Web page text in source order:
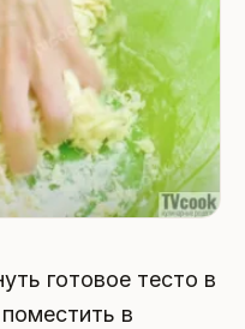
готовое тесто в
в